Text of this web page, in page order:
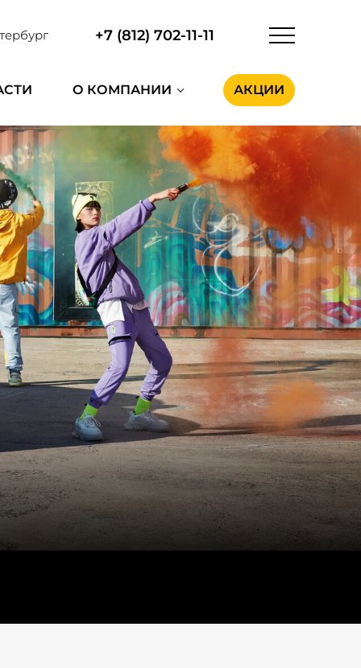
+7 (812) 702-11-11
О КОМПАНИИ АКЦИИ